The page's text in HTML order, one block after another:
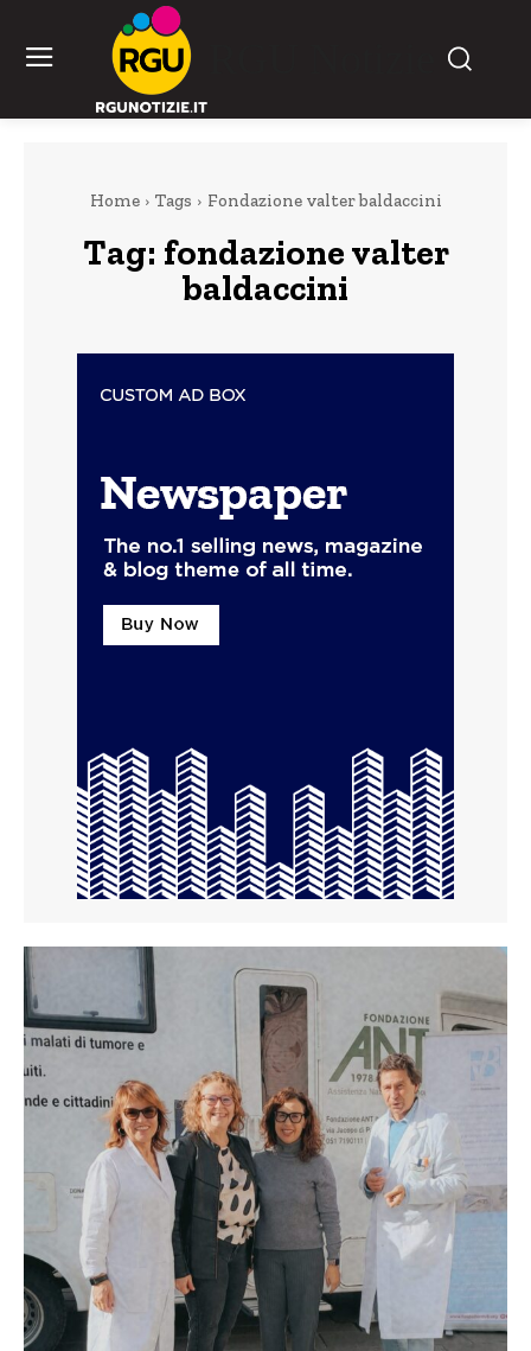
Home Tags Fondazione valter baldaccini
Tag: fondazione valter
baldaccini